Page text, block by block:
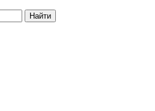
Найти